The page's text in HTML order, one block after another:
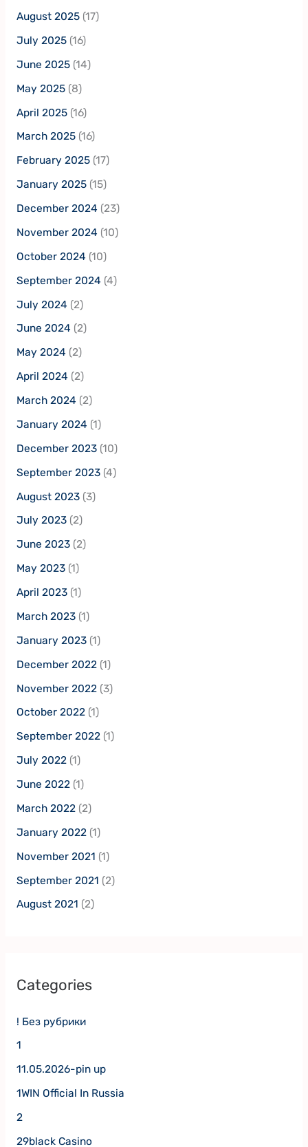
August 2025(17)
July 2025(16)
June 2025(14)
May 2025(8)
April 2025(16)
March 2025(16)
February 2025(17)
January 2025(15)
December 2024 (23)
November 2024 (10)
October 2024 (10)
September 2024 (4)
July 2024 (2)
June 2024 (2)
May 2024 (2)
April 2024 (2)
March 2024 (2)
January 2024 (1)
December 2023(10)
September 2023(4)
August 2023(3)
July 2023(2)
June 2023(2)
May 2023(1)
April 2023(1)
March 2023(1)
January 2023(1)
December 2022(1)
November 2022 (3)
October 2022(1)
September 2022(1)
July 2022(1)
June 2022(1)
March 2022(2)
January 2022(1)
November 2021 (1)
September 2021 (2)
August 2021 (2)
Categories
! Без рубрики
1
11.05.2026-pin up
1WIN Official In Russia
2
29black Casino